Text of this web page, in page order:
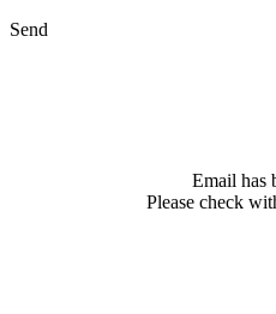
Send
Email has
Please check